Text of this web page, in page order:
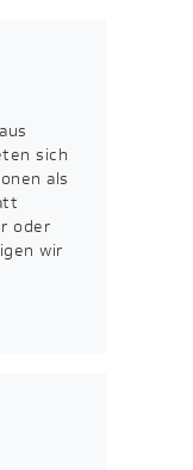
sich
als
oder
wir